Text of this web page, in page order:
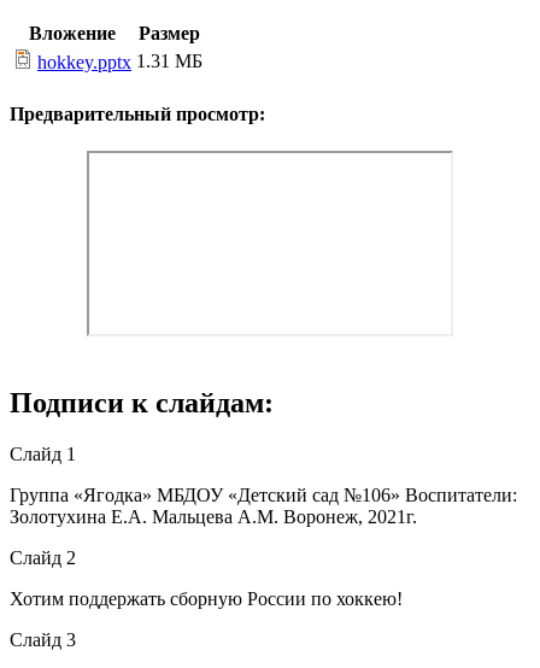
Вложение
Размер
hokkey.pptx 1.31 МБ
Предварительный просмотр:
Подписи к слайдам:
Слайд 1
Группа «Ягодка» МБДОУ «Детский сад №106» Воспитатели:
Золотухина Е.А. Мальцева А.М. Воронеж, 2021г.
Слайд 2
Хотим поддержать сборную России по хоккею!
Слайд 3